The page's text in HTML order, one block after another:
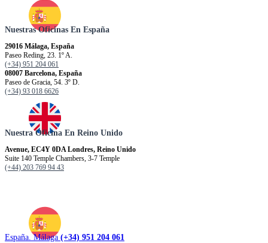
Nuestras Oficinas En España
29016 Málaga, España
Paseo Reding, 23. 1º A.
(+34) 951 204 061
08007 Barcelona, España
Paseo de Gracia, 54. 3º D.
(+34) 93 018 6626
Nuestra Oficina En Reino Unido
Avenue, EC4Y 0DA Londres, Reino Unido
Suite 140 Temple Chambers, 3-7 Temple
(+44) 203 769 94 43
España. Málaga (+34) 951 204 061